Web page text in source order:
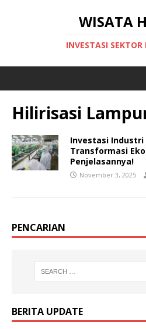
WISATA
INVESTASI
Hilirisasi
Investasi Industri
Transformasi
Penjelasannya!
November 3, 2025
PENCARIAN
BERITA UPDATE